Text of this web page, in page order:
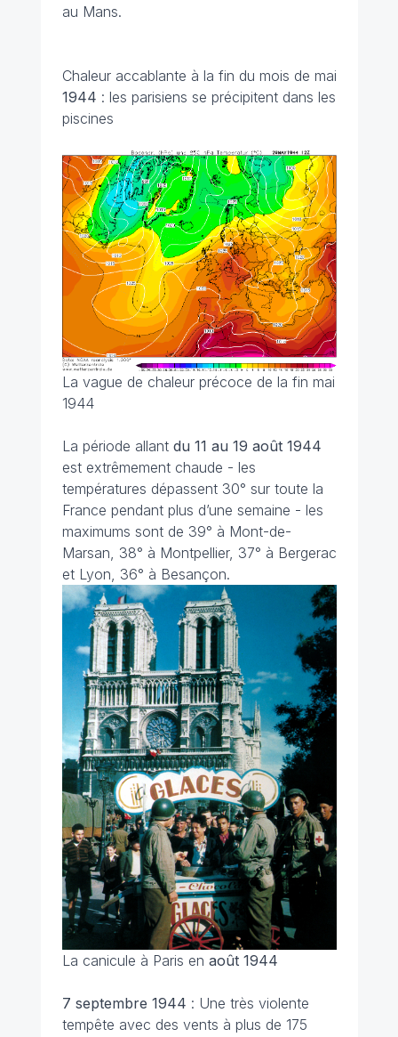
au Mans.
Chaleur accablante à la fin du mois de mai
1944 : les parisiens se précipitent dans les
piscines
La vague de chaleur précoce de la fin mai
1944
La période allant du 11 au 19 août 1944
est extrêmement chaude - les
températures dépassent 30° sur toute la
France pendant plus d’une semaine - les
maximums sont de 39° à Mont-de-
Marsan, 38° à Montpellier, 37° à Bergerac
et Lyon, 36° à Besançon.
La canicule à Paris en août 1944
7 septembre 1944 : Une très violente
tempête avec des vents à plus de 175